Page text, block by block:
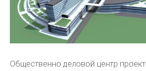
Общественно деловой центр проект